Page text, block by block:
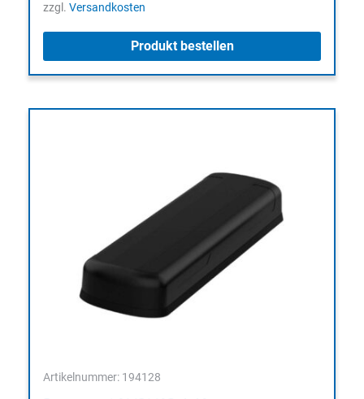
zzgl. Versandkosten
Produkt bestellen
Artikelnummer: 194128